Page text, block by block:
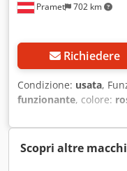
Pramet 702 km
Richiedere
Condizione: usata,
funzionante, colore:
, Veicolo
Scopri altre